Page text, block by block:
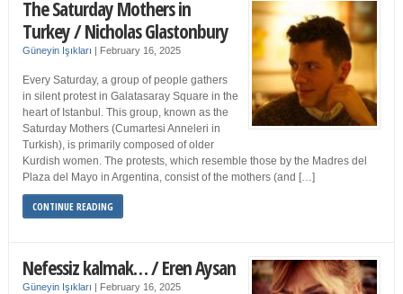
The Saturday Mothers in
Turkey / Nicholas Glastonbury
Güneyin Işıkları | February 16, 2025
Every Saturday, a group of people gathers
in silent protest in Galatasaray Square in the
heart of Istanbul. This group, known as the
Saturday Mothers (Cumartesi Anneleri in
Turkish), is primarily composed of older
Kurdish women. The protests, which resemble those by the Madres del
Plaza del Mayo in Argentina, consist of the mothers (and […]
CONTINUE READING
Nefessiz kalmak… / Eren Aysan
Güneyin Işıkları | February 16, 2025